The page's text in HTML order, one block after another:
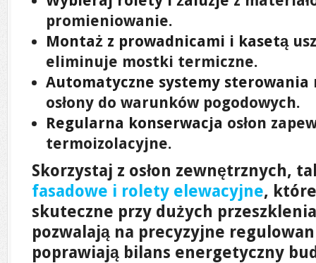
promieniowanie.
Montaż z prowadnicami i kasetą
eliminuje mostki termiczne.
Automatyczne systemy sterowania
osłony do warunków pogodowych.
Regularna konserwacja osłon
termoizolacyjne.
Skorzystaj z osłon zewnętrznych,
fasadowe i rolety elewacyjne,
skuteczne przy dużych
pozwalają na precyzyjne
poprawiają bilans energetyczny